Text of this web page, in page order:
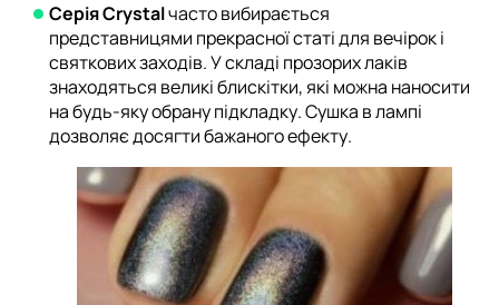
Серія Crystalчасто вибирається
представницями прекрасної статі для вечірок і
святкових заходів. У складі прозорих лаків
знаходяться великі блискітки, які можна наносити
на будь-яку обрану підкладку. Сушка в лампі
дозволяє досягти бажаного ефекту.